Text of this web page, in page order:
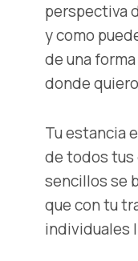
perspectiva
y como
de una
donde
Tu estancia
de todos tus
sencillos se
que con tu
individuales